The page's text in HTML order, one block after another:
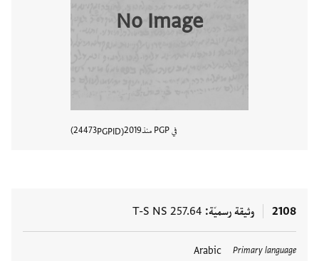
No Image
في PGP منذ 2019
PGPID
24473
2108 وثيقة رسميّة T-S NS 257.64
Primary language
Arabic